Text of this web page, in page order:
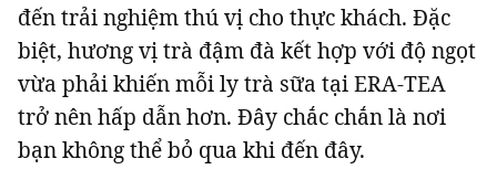
Đọc Thanh Niên trên điện thoại
đến trải nghiệm thú vị cho thực khách. Đặc
biệt, hương vị trà đậm đà kết hợp với độ ngọt
vừa phải khiến mỗi ly trà sữa tại ERA-TEA
trở nên hấp dẫn hơn. Đây chắc chắn là nơi
bạn không thể bỏ qua khi đến đây.